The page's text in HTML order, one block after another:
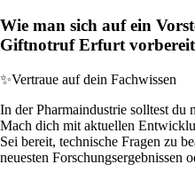
Wie man sich auf ein
Giftnotruf Erfurt
✨Vertraue auf dein Fachwissen
In der Pharmaindustrie solltest du
Mach dich mit aktuellen
Sei bereit, technische Fragen zu
neuesten Forschungsergebnissen